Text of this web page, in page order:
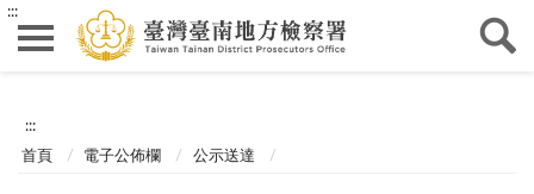
:::
:::
首頁 電子公佈欄 公示送達